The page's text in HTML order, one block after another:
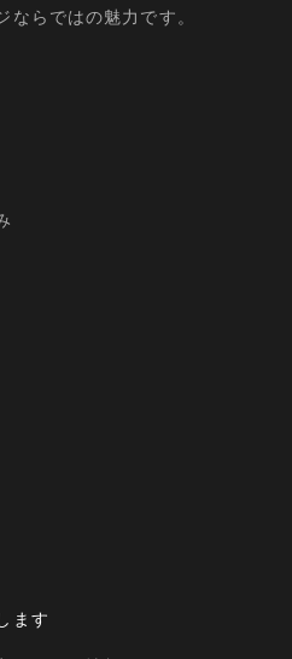
ならではの魅力です。
ます